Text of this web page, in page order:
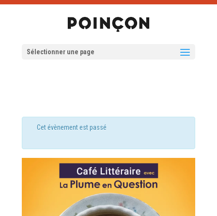
Sélectionner une page
Cet évènement est passé